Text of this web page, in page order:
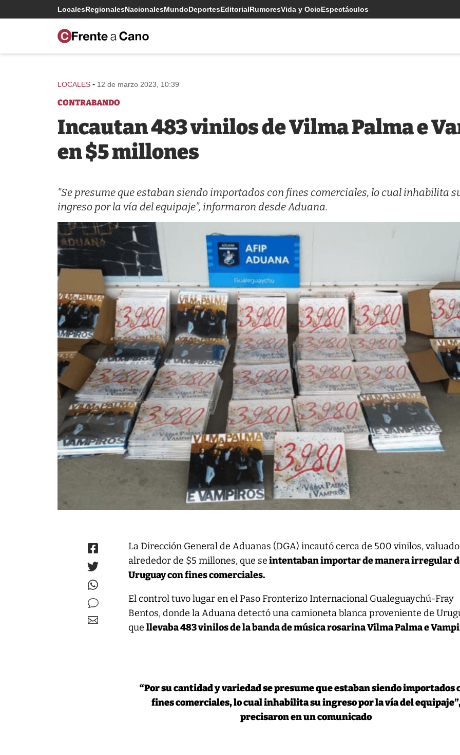
LocalesRegionalesNacionalesMundoDeportesEditorialRumoresVida y OcioEspectáculos
LOCALES - 12 de marzo 2023, 10:39
CONTRABANDO
Incautan 483 vinilos de Vilma Palma e
en $5 millones
"Se presume que estaban siendo importados con fines comerciales, lo cual inhabilita
ingreso por la vía del equipaje”, informaron desde Aduana.
La Dirección General de Aduanas (DGA) incautó cerca de 500 vinilos,
alrededor de $5 millones, que seintentaban importar de manera irregular
Uruguay con fines comerciales.
El control tuvo lugar en el Paso Fronterizo Internacional Gualeguaychú-Fray
Bentos, donde la Aduana detectó una camioneta blanca proveniente de
quellevaba 483 vinilos de la banda de música rosarina Vilma Palma e
“Por su cantidad y variedad se presume que estaban siendo importados
fines comerciales, lo cual inhabilita su ingreso por la vía del
precisaron en un comunicado